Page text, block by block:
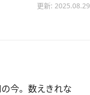
更新: 2025.08.29
今。数えきれな